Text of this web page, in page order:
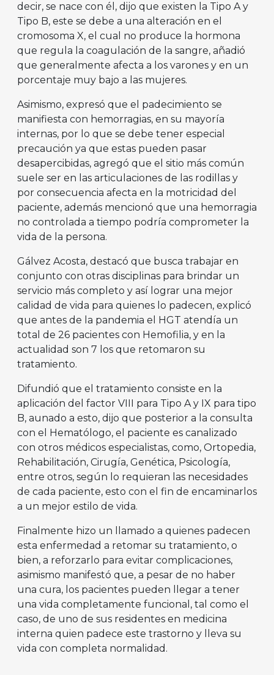
decir, se nace con él, dijo que existen la Tipo A y
Tipo B, este se debe a una alteración en el
cromosoma X, el cual no produce la hormona
que regula la coagulación de la sangre, añadió
que generalmente afecta a los varones y en un
porcentaje muy bajo a las mujeres.
Asimismo, expresó que el padecimiento se
manifiesta con hemorragias, en su mayoría
internas, por lo que se debe tener especial
precaución ya que estas pueden pasar
desapercibidas, agregó que el sitio más común
suele ser en las articulaciones de las rodillas y
por consecuencia afecta en la motricidad del
paciente, además mencionó que una hemorragia
no controlada a tiempo podría comprometer la
vida de la persona.
Gálvez Acosta, destacó que busca trabajar en
conjunto con otras disciplinas para brindar un
servicio más completo y así lograr una mejor
calidad de vida para quienes lo padecen, explicó
que antes de la pandemia el HGT atendía un
total de 26 pacientes con Hemofilia, y en la
actualidad son 7 los que retomaron su
tratamiento.
Difundió que el tratamiento consiste en la
aplicación del factor VIII para Tipo A y IX para tipo
B, aunado a esto, dijo que posterior a la consulta
con el Hematólogo, el paciente es canalizado
con otros médicos especialistas, como, Ortopedia,
Rehabilitación, Cirugía, Genética, Psicología,
entre otros, según lo requieran las necesidades
de cada paciente, esto con el fin de encaminarlos
a un mejor estilo de vida.
Finalmente hizo un llamado a quienes padecen
esta enfermedad a retomar su tratamiento, o
bien, a reforzarlo para evitar complicaciones,
asimismo manifestó que, a pesar de no haber
una cura, los pacientes pueden llegar a tener
una vida completamente funcional, tal como el
caso, de uno de sus residentes en medicina
interna quien padece este trastorno y lleva su
vida con completa normalidad.